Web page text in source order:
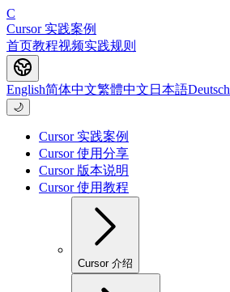
C
Cursor 实践案例
首页教程视频实践规则
English简体中文繁體中文 日本語Deutsch
🌙
Cursor 实践案例
Cursor 使用分享
Cursor 版本说明
Cursor 使用教程
Cursor 介绍